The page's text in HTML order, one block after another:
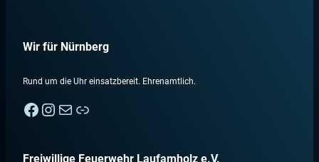
Wir für Nürnberg
Rund um die Uhr einsatzbereit. Ehrenamtlich.
Facebook Instagram E-Mail Nebenan
Freiwillige Feuerwehr Laufamholz e.V.